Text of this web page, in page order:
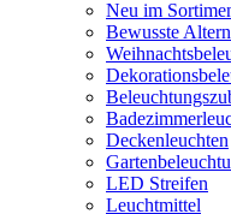
Neu im
Bewusste
Deckenleuchten
LED Streifen
Leuchtmittel